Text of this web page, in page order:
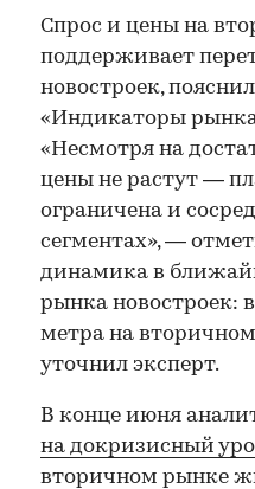
Спрос и цены на
поддерживает
новостроек,
«Индикаторы
«Несмотря на
цены не растут —
ограничена и
сегментах», —
динамика в
рынка новостроек:
метра на
уточнил эксперт.
В конце июня
на докризисный
вторичном рынке